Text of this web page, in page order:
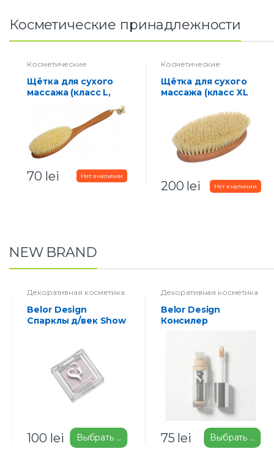
b
Косметические принадлежности
Косметические
Щётка для сухого
массажа (класс L,
70 lei
Косметические
Щётка для сухого
массажа (класс XL
натуральное
волокно тампико)
200 lei
NEW BRAND
Декоративная косметика
Belor Design
Спарклы д/век Show
100 lei Выбрать ...
Декоративная косметика
Belor Design
Консилер
75 lei Выбрать ...